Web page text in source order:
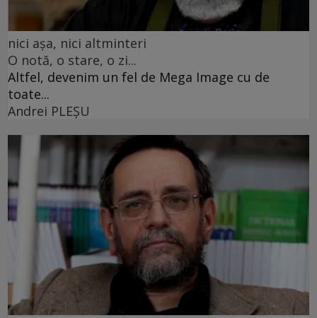
nici așa, nici altminteri
O notă, o stare, o zi...
Altfel, devenim un fel de Mega Image cu de
toate...
Andrei PLEŞU